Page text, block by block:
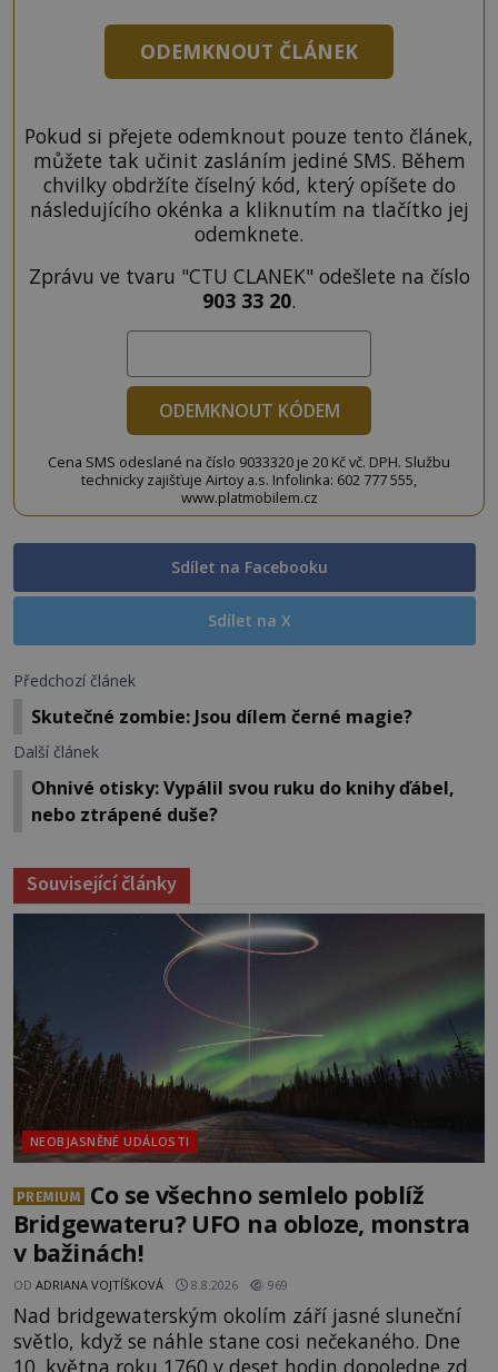
ODEMKNOUT ČLÁNEK
Pokud si přejete odemknout pouze tento článek,
můžete tak učinit zasláním jediné SMS. Během
chvilky obdržíte číselný kód, který opíšete do
následujícího okénka a kliknutím na tlačítko jej
odemknete.
Zprávu ve tvaru "CTU CLANEK" odešlete na číslo
903 33 20.
ODEMKNOUT KÓDEM
Cena SMS odeslané na číslo 9033320 je 20 Kč vč. DPH. Službu
technicky zajišťuje Airtoy a.s. Infolinka: 602 777 555,
www.platmobilem.cz
Sdílet na Facebooku
Sdílet na X
Předchozí článek
Skutečné zombie: Jsou dílem černé magie?
Další článek
Ohnivé otisky: Vypálil svou ruku do knihy ďábel,
nebo ztrápené duše?
Související články
NEOBJASNĚNÉ UDÁLOSTI
PREMIUM
Co se všechno semlelo poblíž
Bridgewateru? UFO na obloze, monstra
v bažinách!
OD ADRIANA VOJTÍŠKOVÁ 8.8.2026 969
Nad bridgewaterským okolím září jasné sluneční
světlo, když se náhle stane cosi nečekaného. Dne
10. května roku 1760 v deset hodin dopoledne zde